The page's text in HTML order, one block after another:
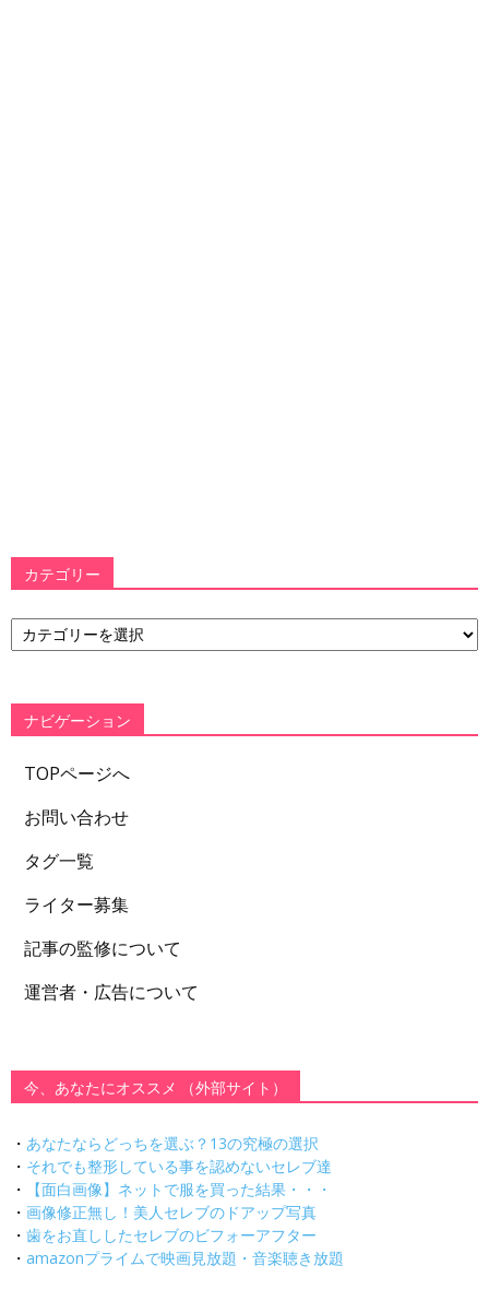
カテゴリー
カ
テ
ー
ナビゲーション
TOPページへ
お問い合わせ
タグ一覧
ライター募集
記事の監修について
運営者・広告について
今、あなたにオススメ （外部サイト）
・ あなたならどっちを選ぶ？13の究極の選択
・ それでも整形している事を認めないセレブ達
・
【面白画像】ネットで服を買った結果・・・
・ 画像修正無し！美人セレブのドアップ写真
・ 歯をお直ししたセレブのビフォーアフター
・ amazonプライムで映画見放題・音楽聴き放題